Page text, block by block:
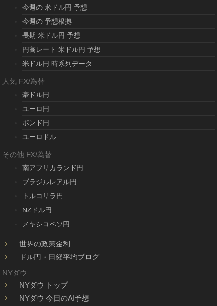
今週の 米ドル円 予想
今週の 予想根拠
長期 米ドル円 予想
円高レート 米ドル円 予想
米ドル円 時系列データ
人気 FX/為替
豪ドル円
ユーロ円
ポンド円
ユーロドル
その他 FX/為替
南アフリカランド円
ブラジルレアル円
トルコリラ円
NZドル円
メキシコペソ円
世界の政策金利
ドル円・日経平均ブログ
NYダウ
NYダウ トップ
NYダウ 今日のAI予想